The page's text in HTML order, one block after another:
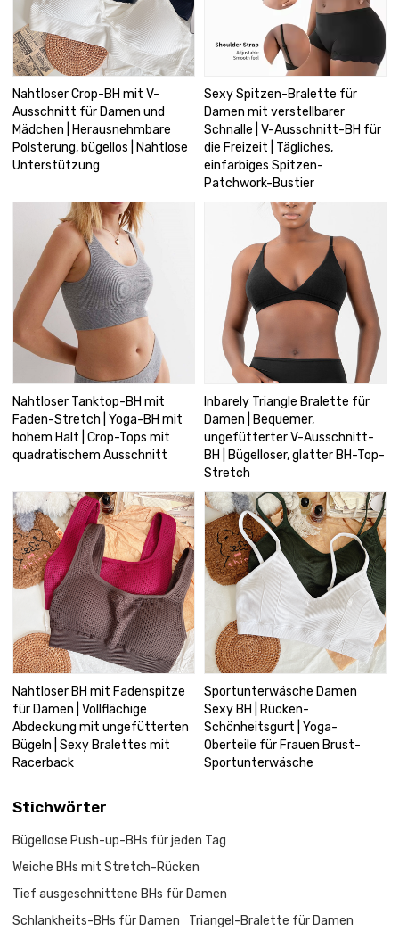
Nahtloser Crop-BH mit V-
Ausschnitt für Damen und
Mädchen | Herausnehmbare
Polsterung, bügellos | Nahtlose
Unterstützung
Sexy Spitzen-Bralette für
Damen mit verstellbarer
Schnalle | V-Ausschnitt-BH für
die Freizeit | Tägliches,
einfarbiges Spitzen-
Patchwork-Bustier
Nahtloser Tanktop-BH mit
Faden-Stretch | Yoga-BH mit
hohem Halt | Crop-Tops mit
quadratischem Ausschnitt
Inbarely Triangle Bralette für
Damen | Bequemer,
ungefütterter V-Ausschnitt-
BH | Bügelloser, glatter BH-Top-
Stretch
Nahtloser BH mit Fadenspitze
für Damen | Vollflächige
Abdeckung mit ungefütterten
Bügeln | Sexy Bralettes mit
Racerback
Sportunterwäsche Damen
Sexy BH | Rücken-
Schönheitsgurt | Yoga-
Oberteile für Frauen Brust-
Sportunterwäsche
Stichwörter
Bügellose Push-up-BHs für jeden Tag
Weiche BHs mit Stretch-Rücken
Tief ausgeschnittene BHs für Damen
Schlankheits-BHs für Damen
Triangel-Bralette für Damen